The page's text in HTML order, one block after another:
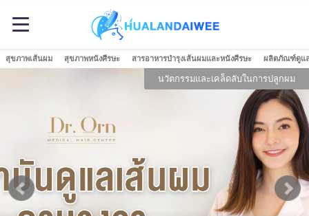
สุขภาพเส้นผม สุขภาพหนังศีรษะ สารอาหารบำรุงเส้นผมและหนังศีรษะ ผลิตภัณฑ์ดูแล
นวัตกรรมและเคล็ดลับในการปลูกผม